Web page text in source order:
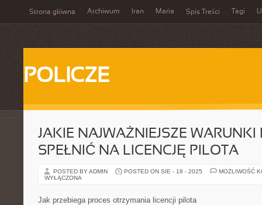
Strona główna Archiwum Iran Maria Spis Treści Tagi
POLICZE
JAKIE NAJWAŻNIEJSZE WARUNKI
SPEŁNIĆ NA LICENCJĘ PILOTA
POSTED BY ADMIN POSTED ON SIE - 18 - 2025
MOŻLIWOŚĆ
WYŁĄCZONA
Jak przebiega proces otrzymania licencji pilota